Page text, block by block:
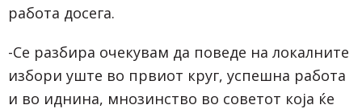
работа досега.
-Се разбира очекувам да поведе на локалните
избори уште во првиот круг, успешна работа
и во иднина, мнозинство во советот која ќе